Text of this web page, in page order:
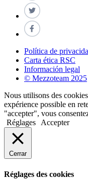
Política de
Carta ética RSC
Información legal
© Mezzoteam 2025
Nous utilisons des
expérience possible en
"accepter", vous
Réglages Accepter
Cerrar
Réglages des cookies